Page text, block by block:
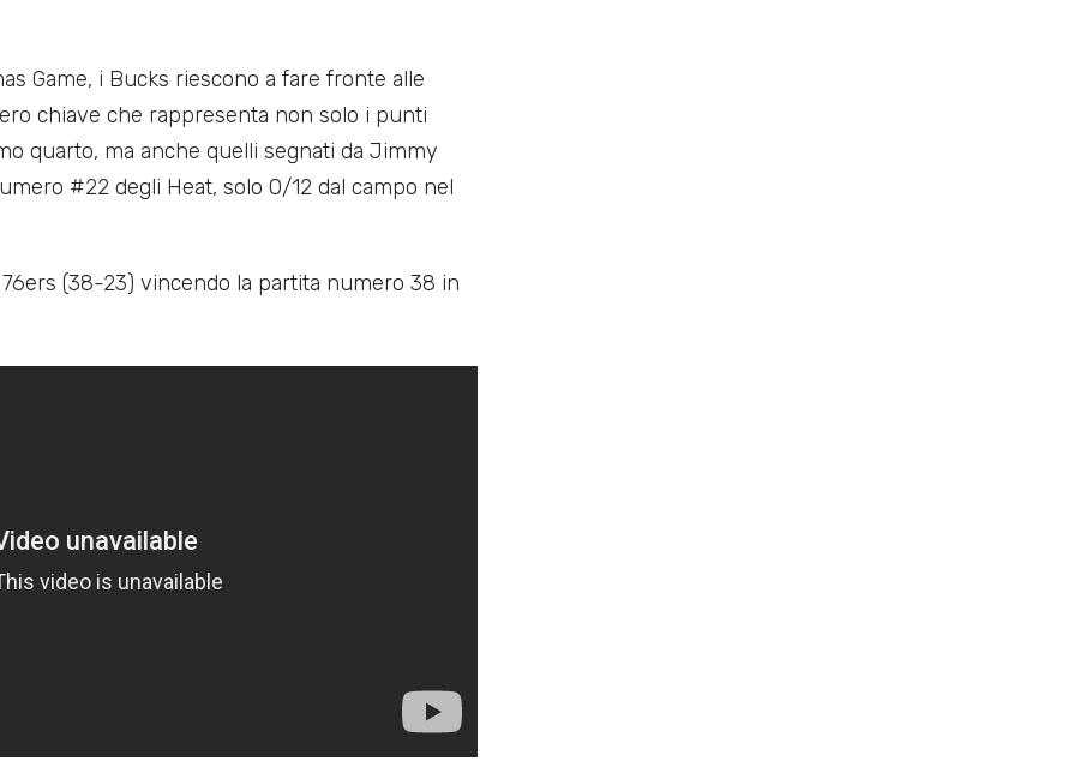
Game, i Bucks riescono a fare fronte alle
chiave che rappresenta non solo i punti
quarto, ma anche quelli segnati da Jimmy
#22 degli Heat, solo 0/12 dal campo nel
(38-23) vincendo la partita numero 38 in